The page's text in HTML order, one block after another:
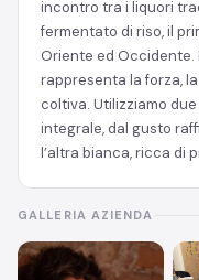
incontro tra i liquori
fermentato di riso, il
Oriente ed Occidente.
rappresenta la forza,
coltiva. Utilizziamo
integrale, dal gusto
l’altra bianca, ricca di
GALLERIA AZIENDA